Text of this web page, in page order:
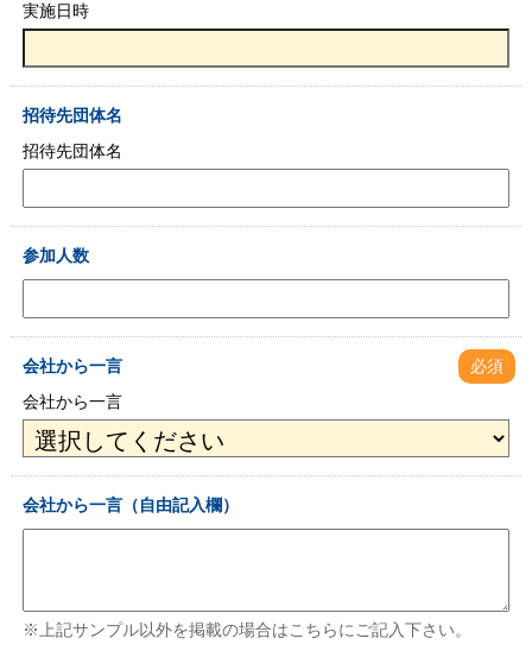
実施日時
招待先団体名
招待先団体名
参加人数
会社から一言
必須
会社から一言
会社から一言（自由記入欄）
※上記サンプル以外を掲載の場合はこちらにご記入下さい。